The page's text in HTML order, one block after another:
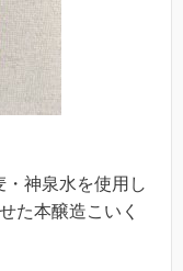
神泉水を使用し
た本醸造こいく